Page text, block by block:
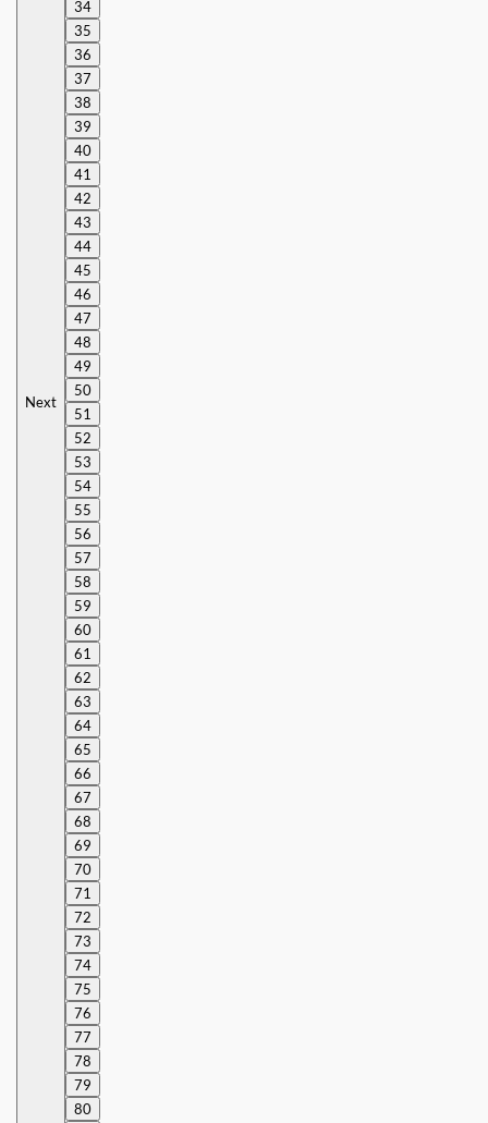
Next
34
35
36
37
38
39
40
41
42
43
44
45
46
47
48
49
50
51
52
53
54
55
56
57
58
59
60
61
62
63
64
65
66
67
68
69
70
71
72
73
74
75
76
77
78
79
80